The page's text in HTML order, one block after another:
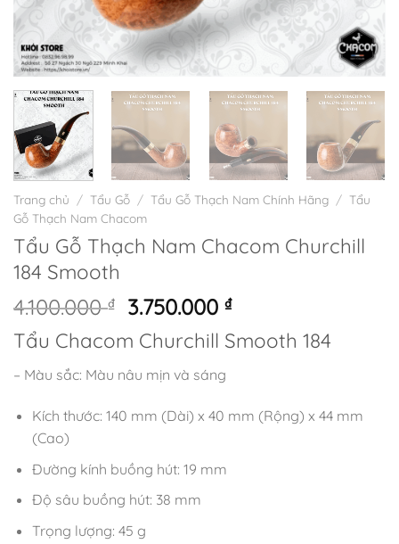
Trang chủ / Tẩu Gỗ / Tẩu Gỗ Thạch Nam Chính Hãng / Tẩu
Gỗ Thạch Nam Chacom
Tẩu Gỗ Thạch Nam Chacom Churchill
184 Smooth
4.100.000₫
Giá
gốc
là:
4.100.000 ₫.
3.750.000₫Giá
hiện
tại
Tẩu Chacom Churchill Smooth 184
– Màu sắc: Màu nâu mịn và sáng
Kích thước: 140 mm (Dài) x 40 mm (Rộng) x 44 mm
(Cao)
Đường kính buồng hút: 19 mm
Độ sâu buồng hút: 38 mm
Trọng lượng: 45 g